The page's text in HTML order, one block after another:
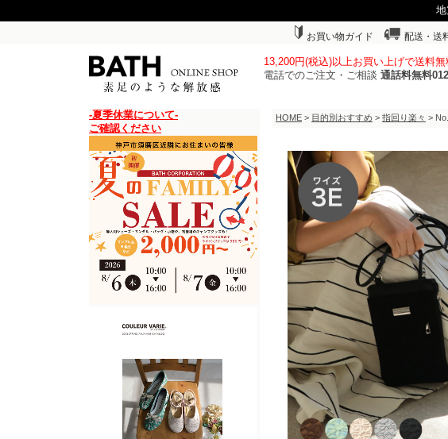
お買い物ガイド 配送・送
13,200円(税込)以上お買い上げで送料無
電話でのご注文・ご相談 通話料無料
-夏季休業について-
ご確認ください
HOME > 目的別おすすめ > 指回り楽々 >